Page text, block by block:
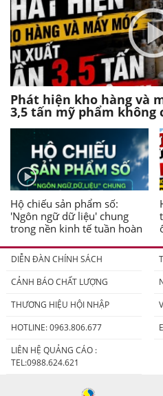
Phát hiện kho hàng và
3,5 tấn mỹ phẩm không
Hộ chiếu sản phẩm số:
'Ngôn ngữ dữ liệu' chung
trong nền kinh tế tuần hoàn
DIỄN ĐÀN CHÍNH SÁCH
CẢNH BÁO CHẤT LƯỢNG
THƯƠNG HIỆU HỘI NHẬP
HOTLINE: 0963.806.677
LIÊN HỆ QUẢNG CÁO :
TEL:0988.624.621